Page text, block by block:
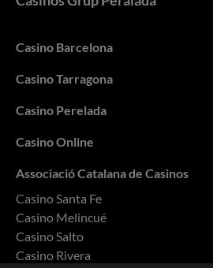
Casino Barcelona
Casino Tarragona
Casino Perelada
Casino Online
Associació Catalana de Casinos
Casino Santa Fe
Casino Melincué
Casino Salto
Casino Rivera